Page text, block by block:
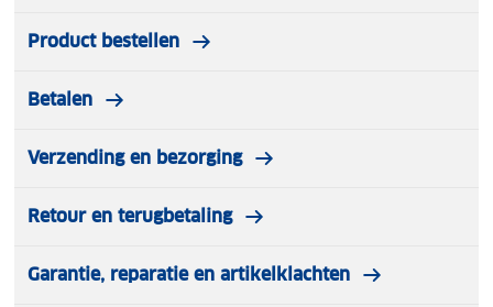
Product bestellen
Betalen
Verzending en bezorging
Retour en terugbetaling
Garantie, reparatie en artikelklachten